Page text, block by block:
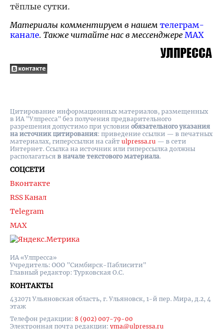
тёплые сутки.
Материалы комментируем в нашем телеграм-
канале. Также читайте нас в мессенджере MAX
ИА «Улпресса»
Учредитель: ООО "Симбирск-Паблисити"
Главный редактор: Турковская О.С.
КОНТАКТЫ
432071 Ульяновская область, г. Ульяновск, 1-й пер. Мира, д.2, 4
этаж
Телефон редакции: 8 (902) 007-79-00
Электронная почта редакции: yma@ulpressa.ru
СОЦСЕТИ
Вконтакте
RSS Канал
Telegram
MAX
Цитирование информационных материалов, размещенных
в ИА "Улпресса" без получения предварительного
разрешения допустимо при условии обязательного указания
на источник цитирования: приведение ссылки — в печатных
материалах, гиперссылки на cайт ulpressa.ru — в сети
Интернет. Ссылка на источник или гиперссылка должны
располагаться в начале текстового материала.